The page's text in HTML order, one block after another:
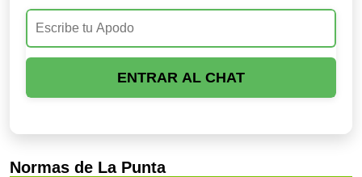
ENTRAR AL CHAT
Normas de La Punta